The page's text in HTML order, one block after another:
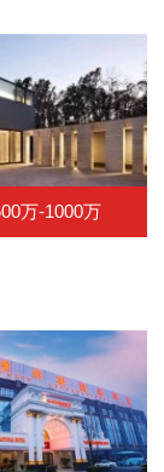
万-1000万